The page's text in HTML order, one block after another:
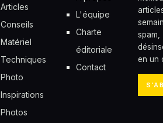
Articles
Conseils
Matériel
Techniques
Photo
Inspirations
Photos
L'équipe
Charte
éditoriale
Contact
spam,
en un